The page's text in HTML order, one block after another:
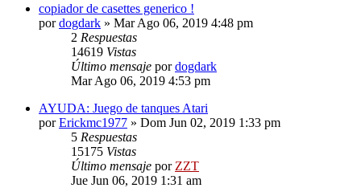
copiador de casettes generico !
pordogdark » Mar Ago 06, 2019 4:48 pm
2 Respuestas
14619 Vistas
Último mensaje pordogdark
Mar Ago 06, 2019 4:53 pm
AYUDA: Juego de tanques Atari
porErickmc1977 » Dom Jun 02, 2019 1:33 pm
5 Respuestas
15175 Vistas
Último mensaje por ZZT
Jue Jun 06, 2019 1:31 am